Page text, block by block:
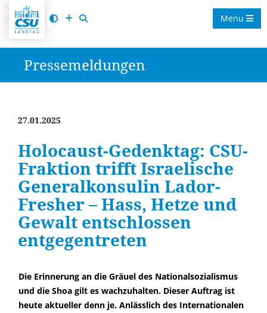
Menu
Pressemeldungen
27.01.2025
Holocaust-Gedenktag: CSU-
Fraktion trifft Israelische
Generalkonsulin Lador-
Fresher – Hass, Hetze und
Gewalt entschlossen
entgegentreten
Die Erinnerung an die Gräuel des Nationalsozialismus
und die Shoa gilt es wachzuhalten. Dieser Auftrag ist
heute aktueller denn je. Anlässlich des Internationalen